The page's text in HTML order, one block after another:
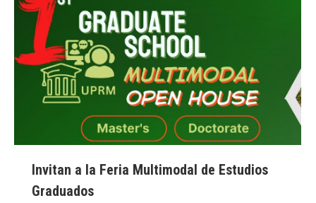
Invitan a la Feria Multimodal de Estudios
Graduados